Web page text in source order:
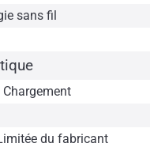
sans fil
Chargement
du fabricant